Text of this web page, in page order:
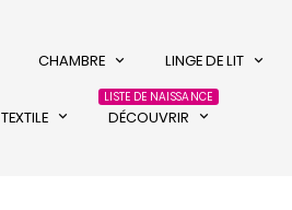
CHAMBRE LINGE DE LIT
TEXTILE DÉCOUVRIR
LISTE DE NAISSANCE